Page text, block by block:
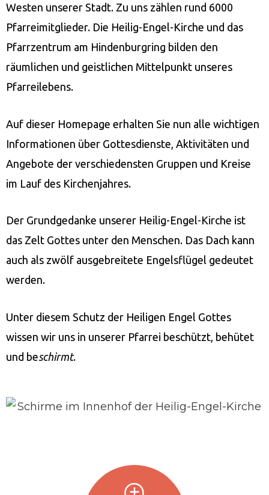
Westen unserer Stadt. Zu uns zählen rund 6000
Pfarreimitglieder. Die Heilig-Engel-Kirche und das
Pfarrzentrum am Hindenburgring bilden den
räumlichen und geistlichen Mittelpunkt unseres
Pfarreilebens.
Auf dieser Homepage erhalten Sie nun alle wichtigen
Informationen über Gottesdienste, Aktivitäten und
Angebote der verschiedensten Gruppen und Kreise
im Lauf des Kirchenjahres.
Der Grundgedanke unserer Heilig-Engel-Kirche ist
das Zelt Gottes unter den Menschen. Das Dach kann
auch als zwölf ausgebreitete Engelsflügel gedeutet
werden.
Unter diesem Schutz der Heiligen Engel Gottes
wissen wir uns in unserer Pfarrei beschützt, behütet
und beschirmt.